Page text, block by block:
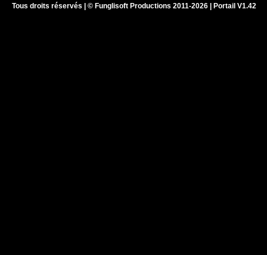
Tous droits réservés | © Funglisoft Productions 2011-2026 | Portail V1.42